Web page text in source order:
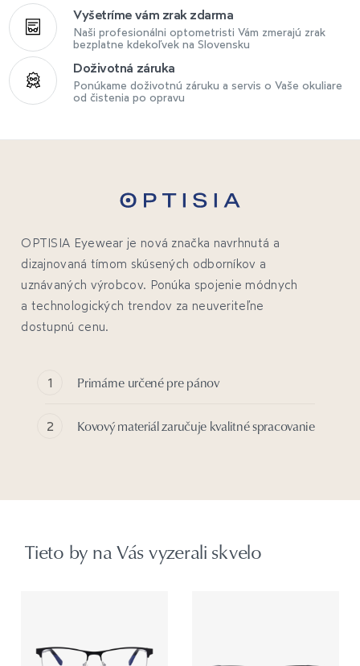
Vyšetríme vám zrak zdarma
Naši profesionálni optometristi Vám zmerajú zrak
bezplatne kdekoľvek na Slovensku
Doživotná záruka
Ponúkame doživotnú záruku a servis o Vaše okuliare
od čistenia po opravu
OPTISIA Eyewear je nová značka navrhnutá a
dizajnovaná tímom skúsených odborníkov a
uznávaných výrobcov. Ponúka spojenie módnych
a technologických trendov za neuveriteľne
dostupnú cenu.
Primárne určené pre pánov
Kovový materiál zaručuje kvalitné spracovanie
Tieto by na Vás vyzerali skvelo